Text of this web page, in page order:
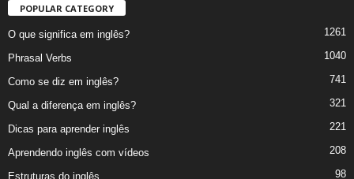
POPULAR CATEGORY
O que significa em inglês? 1261
Phrasal Verbs 1040
Como se diz em inglês? 741
Qual a diferença em inglês? 321
Dicas para aprender inglês 221
Aprendendo inglês com vídeos 208
Estruturas do inglês 98